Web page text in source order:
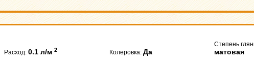
Расход: 0.1 л/м 2 Колеровка: Да
Степень
матовая